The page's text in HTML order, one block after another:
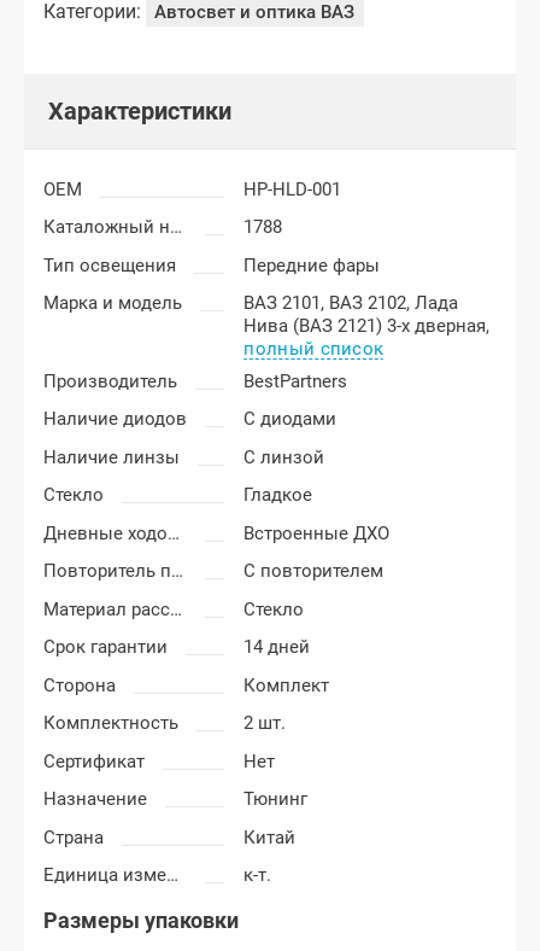
Категории: Автосвет и оптика ВАЗ
Характеристики
OEM
HP-HLD-001
Каталожный номер
1788
Тип освещения
Передние фары
Марка и модель
ВАЗ 2101, ВАЗ 2102,Лада
Нива (ВАЗ 2121) 3-х дверная,
полный список
Производитель
BestPartners
Наличие диодов
С диодами
Наличие линзы
С линзой
Стекло
Гладкое
Дневные ходовые огни
Встроенные ДХО
Повторитель поворота
С повторителем
Материал рассеивателя
Стекло
Срок гарантии
14 дней
Сторона
Комплект
Комплектность
2 шт.
Сертификат
Нет
Назначение
Тюнинг
Страна
Китай
Единица измерения
к-т.
Размеры упаковки